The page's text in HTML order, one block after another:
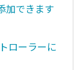
加できます
ローラーに